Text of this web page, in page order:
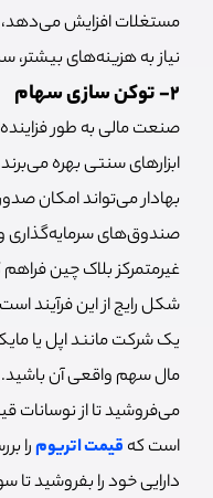
مستغلات افزایش می‌دهد،
نیاز به هزینه‌های بیشتر،
2- توکن سازی سهام
صنعت مالی به طور
ابزارهای سنتی بهره
بهادار می‌تواند امکان
صندوق‌های سرمایه‌گذاری و
غیرمتمرکز بلاک چین
شکل رایج از این فرآیند
یک شرکت مانند اپل یا
مال سهم واقعی آن
می‌فروشید تا از نوسانات
است که قیمت اتریومرا
دارایی خود را بفروشید تا